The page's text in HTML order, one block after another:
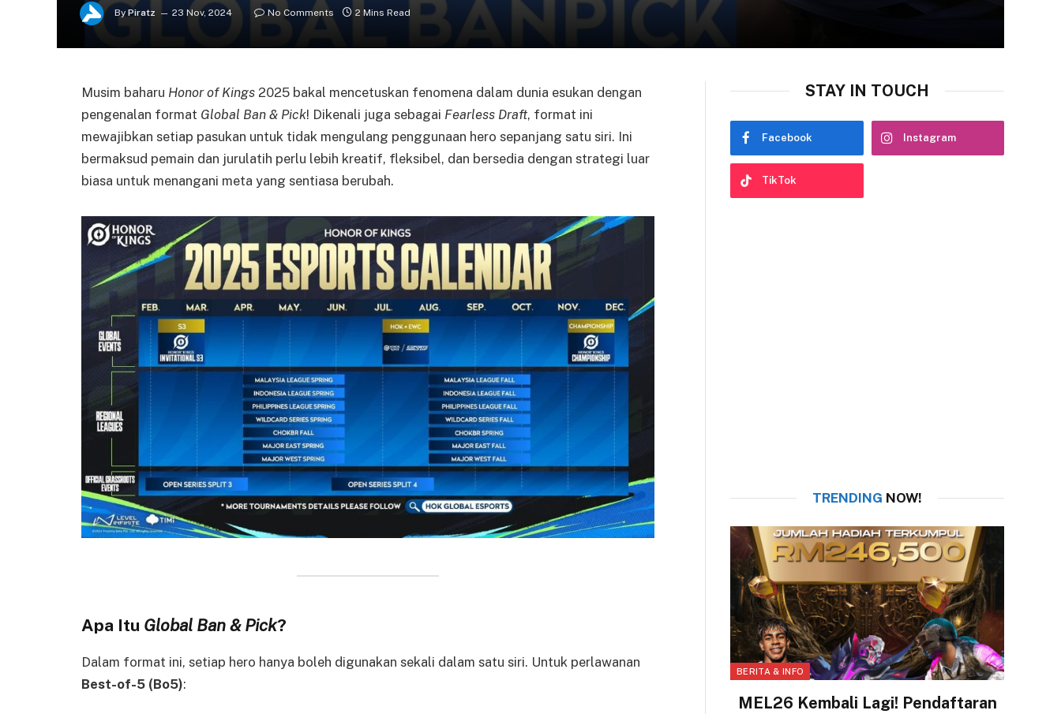
By Piratz 23 Nov, 2024 No Comments 2 Mins Read
Musim baharu Honor of Kings 2025 bakal mencetuskan fenomena dalam dunia esukan dengan
pengenalan format Global Ban & Pick! Dikenali juga sebagai Fearless Draft, format ini
mewajibkan setiap pasukan untuk tidak mengulang penggunaan hero sepanjang satu siri. Ini
bermaksud pemain dan jurulatih perlu lebih kreatif, fleksibel, dan bersedia dengan strategi luar
biasa untuk menangani meta yang sentiasa berubah.
Apa Itu Global Ban & Pick?
Dalam format ini, setiap hero hanya boleh digunakan sekali dalam satu siri. Untuk perlawanan
Best-of-5 (Bo5):
STAY IN TOUCH
Facebook Instagram
TikTok
TRENDING NOW!
BERITA & INFO
MEL26 Kembali Lagi! Pendaftaran